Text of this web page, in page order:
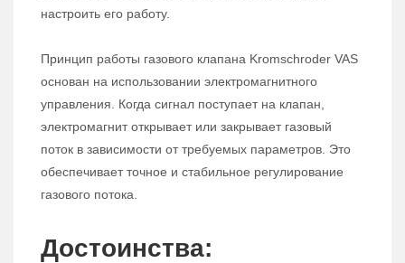
настроить его работу.
Принцип работы газового клапана Kromschroder VAS
основан на использовании электромагнитного
управления. Когда сигнал поступает на клапан,
электромагнит открывает или закрывает газовый
поток в зависимости от требуемых параметров. Это
обеспечивает точное и стабильное регулирование
газового потока.
Достоинства: